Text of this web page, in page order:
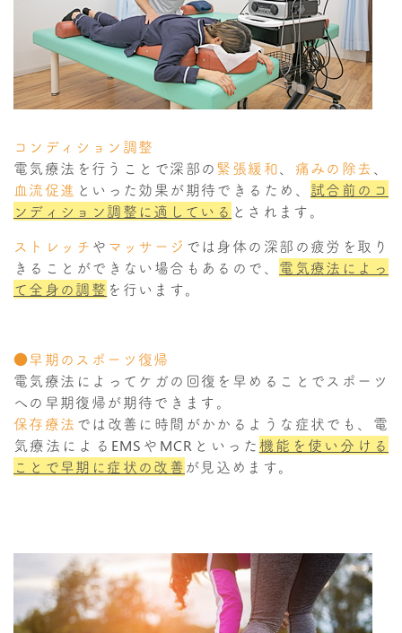
コンディション調整
電気療法を行うことで深部の 緊張緩和、 痛みの除去、
血流促進 といった効果が期待できるため、 試合前のコ
ンディション調整に適している とされます。
ストレッチ や マッサージ では身体の深部の疲労を取り
きることができない場合もあるので、 電気療法によっ
て全身の調整 を行います。
●早期のスポーツ復帰
電気療法によってケガの回復を早めることでスポーツ
への早期復帰が期待できます。
保存療法 では改善に時間がかかるような症状でも、電
気療法によるEMSやMCRといった機能を使い分ける
ことで早期に症状の改善が見込めます。